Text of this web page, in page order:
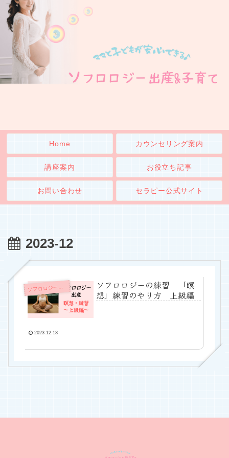
Home カウンセリング案内
講座案内 お役立ち記事
お問い合わせ セラピー公式サイト
2023-12
ソ
フロロジー出産
ソフロロジーの練習 「瞑
想」練習のやり方 上級編
2023.12.13